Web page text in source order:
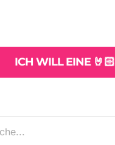
ICH WILL EINE 🤘🏻